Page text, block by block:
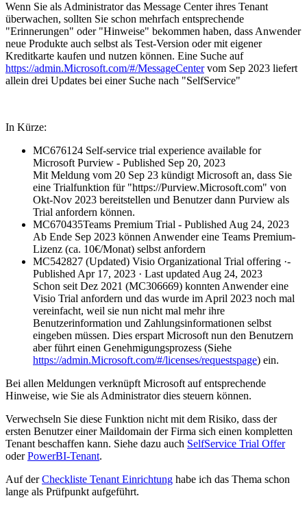
Wenn Sie als Administrator das Message Center ihres Tenant
überwachen, sollten Sie schon mehrfach entsprechende
"Erinnerungen" oder "Hinweise" bekommen haben, dass Anwender
neue Produkte auch selbst als Test-Version oder mit eigener
Kreditkarte kaufen und nutzen können. Eine Suche auf
https://admin.Microsoft.com/#/MessageCentervom Sep 2023 liefert
allein drei Updates bei einer Suche nach "SelfService"
In Kürze:
MC676124 Self-service trial experience available for
Microsoft Purview - Published Sep 20, 2023
Mit Meldung vom 20 Sep 23 kündigt Microsoft an, dass Sie
eine Trialfunktion für "https://Purview.Microsoft.com" von
Okt-Nov 2023 bereitstellen und Benutzer dann Purview als
Trial anfordern können.
MC670435Teams Premium Trial - Published Aug 24, 2023
Ab Ende Sep 2023 können Anwender eine Teams Premium-
Lizenz (ca. 10€/Monat) selbst anfordern
MC542827 (Updated) Visio Organizational Trial offering ·-
Published Apr 17, 2023 · Last updated Aug 24, 2023
Schon seit Dez 2021 (MC306669) konnten Anwender eine
Visio Trial anfordern und das wurde im April 2023 noch mal
vereinfacht, weil sie nun nicht mal mehr ihre
Benutzerinformation und Zahlungsinformationen selbst
eingeben müssen. Dies erspart Microsoft nun den Benutzern
aber führt einen Genehmigungsprozess (Siehe
https://admin.Microsoft.com/#/licenses/requestspage) ein.
Bei allen Meldungen verknüpft Microsoft auf entsprechende
Hinweise, wie Sie als Administrator dies steuern können.
Verwechseln Sie diese Funktion nicht mit dem Risiko, dass der
ersten Benutzer einer Maildomain der Firma sich einen kompletten
Tenant beschaffen kann. Siehe dazu auch SelfService Trial Offer
oderPowerBI-Tenant.
Auf derCheckliste Tenant Einrichtung habe ich das Thema schon
lange als Prüfpunkt aufgeführt.